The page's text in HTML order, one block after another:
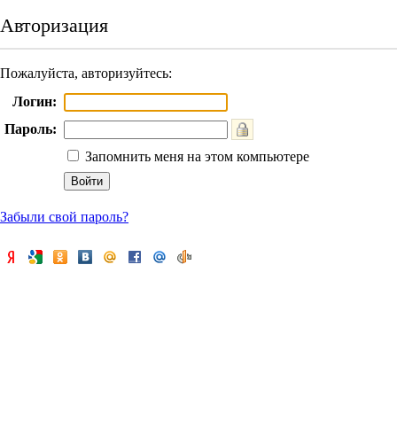
Авторизация
Пожалуйста, авторизуйтесь:
Логин:
Пароль:
Запомнить меня на этом компьютере
Забыли свой пароль?